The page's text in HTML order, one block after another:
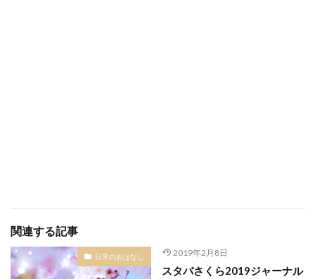
関連する記事
日常のおはなし 2019年2月8日
スタバさくら2019ジャーナル